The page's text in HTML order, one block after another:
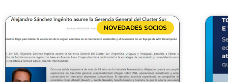
NOVEDADES SOCIOS